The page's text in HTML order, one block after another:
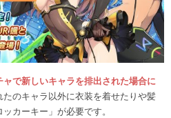
ャで新しいキャラを排出された場合に
のキャラ以外に衣装を着せたりや髪
カーキー」が必要です。